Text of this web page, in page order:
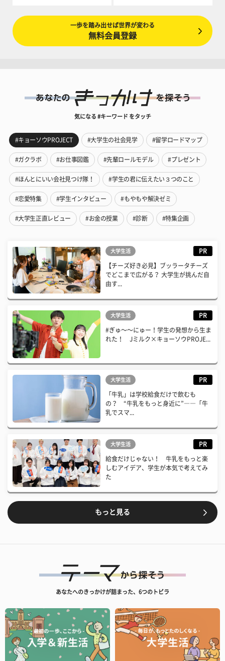
一歩を踏み出せば世界が変わる
無料会員登録
気になる #キーワード をタッチ
#キョーソウPROJECT #大学生の社会見学 #留学ロードマップ
#ガクラボ #お仕事図鑑 #先輩ロールモデル #プレゼント
#ほんとにいい会社見つけ隊！ #学生の君に伝えたい３つのこと
#恋愛特集 #学生インタビュー #もやもや解決ゼミ
#大学生正直レビュー #お金の授業 #診断 #特集企画
大学生活 PR
【チーズ好き必見】ブッラータチーズ
でどこまで広がる？ 大学生が挑んだ自
由す...
大学生活 PR
#ぎゅ〜〜にゅー！学生の発想から生ま
れた！ Jミルク×キョーソウPROJE...
大学生活 PR
「牛乳」は学校給食だけで飲むも
の？ “牛乳をもっと身近に”――「牛
乳でスマ...
大学生活 PR
給食だけじゃない！ 牛乳をもっと楽
しむアイデア、学生が本気で考えてみ
た
もっと見る
あなたへのきっかけが詰まった、6つのトビラ